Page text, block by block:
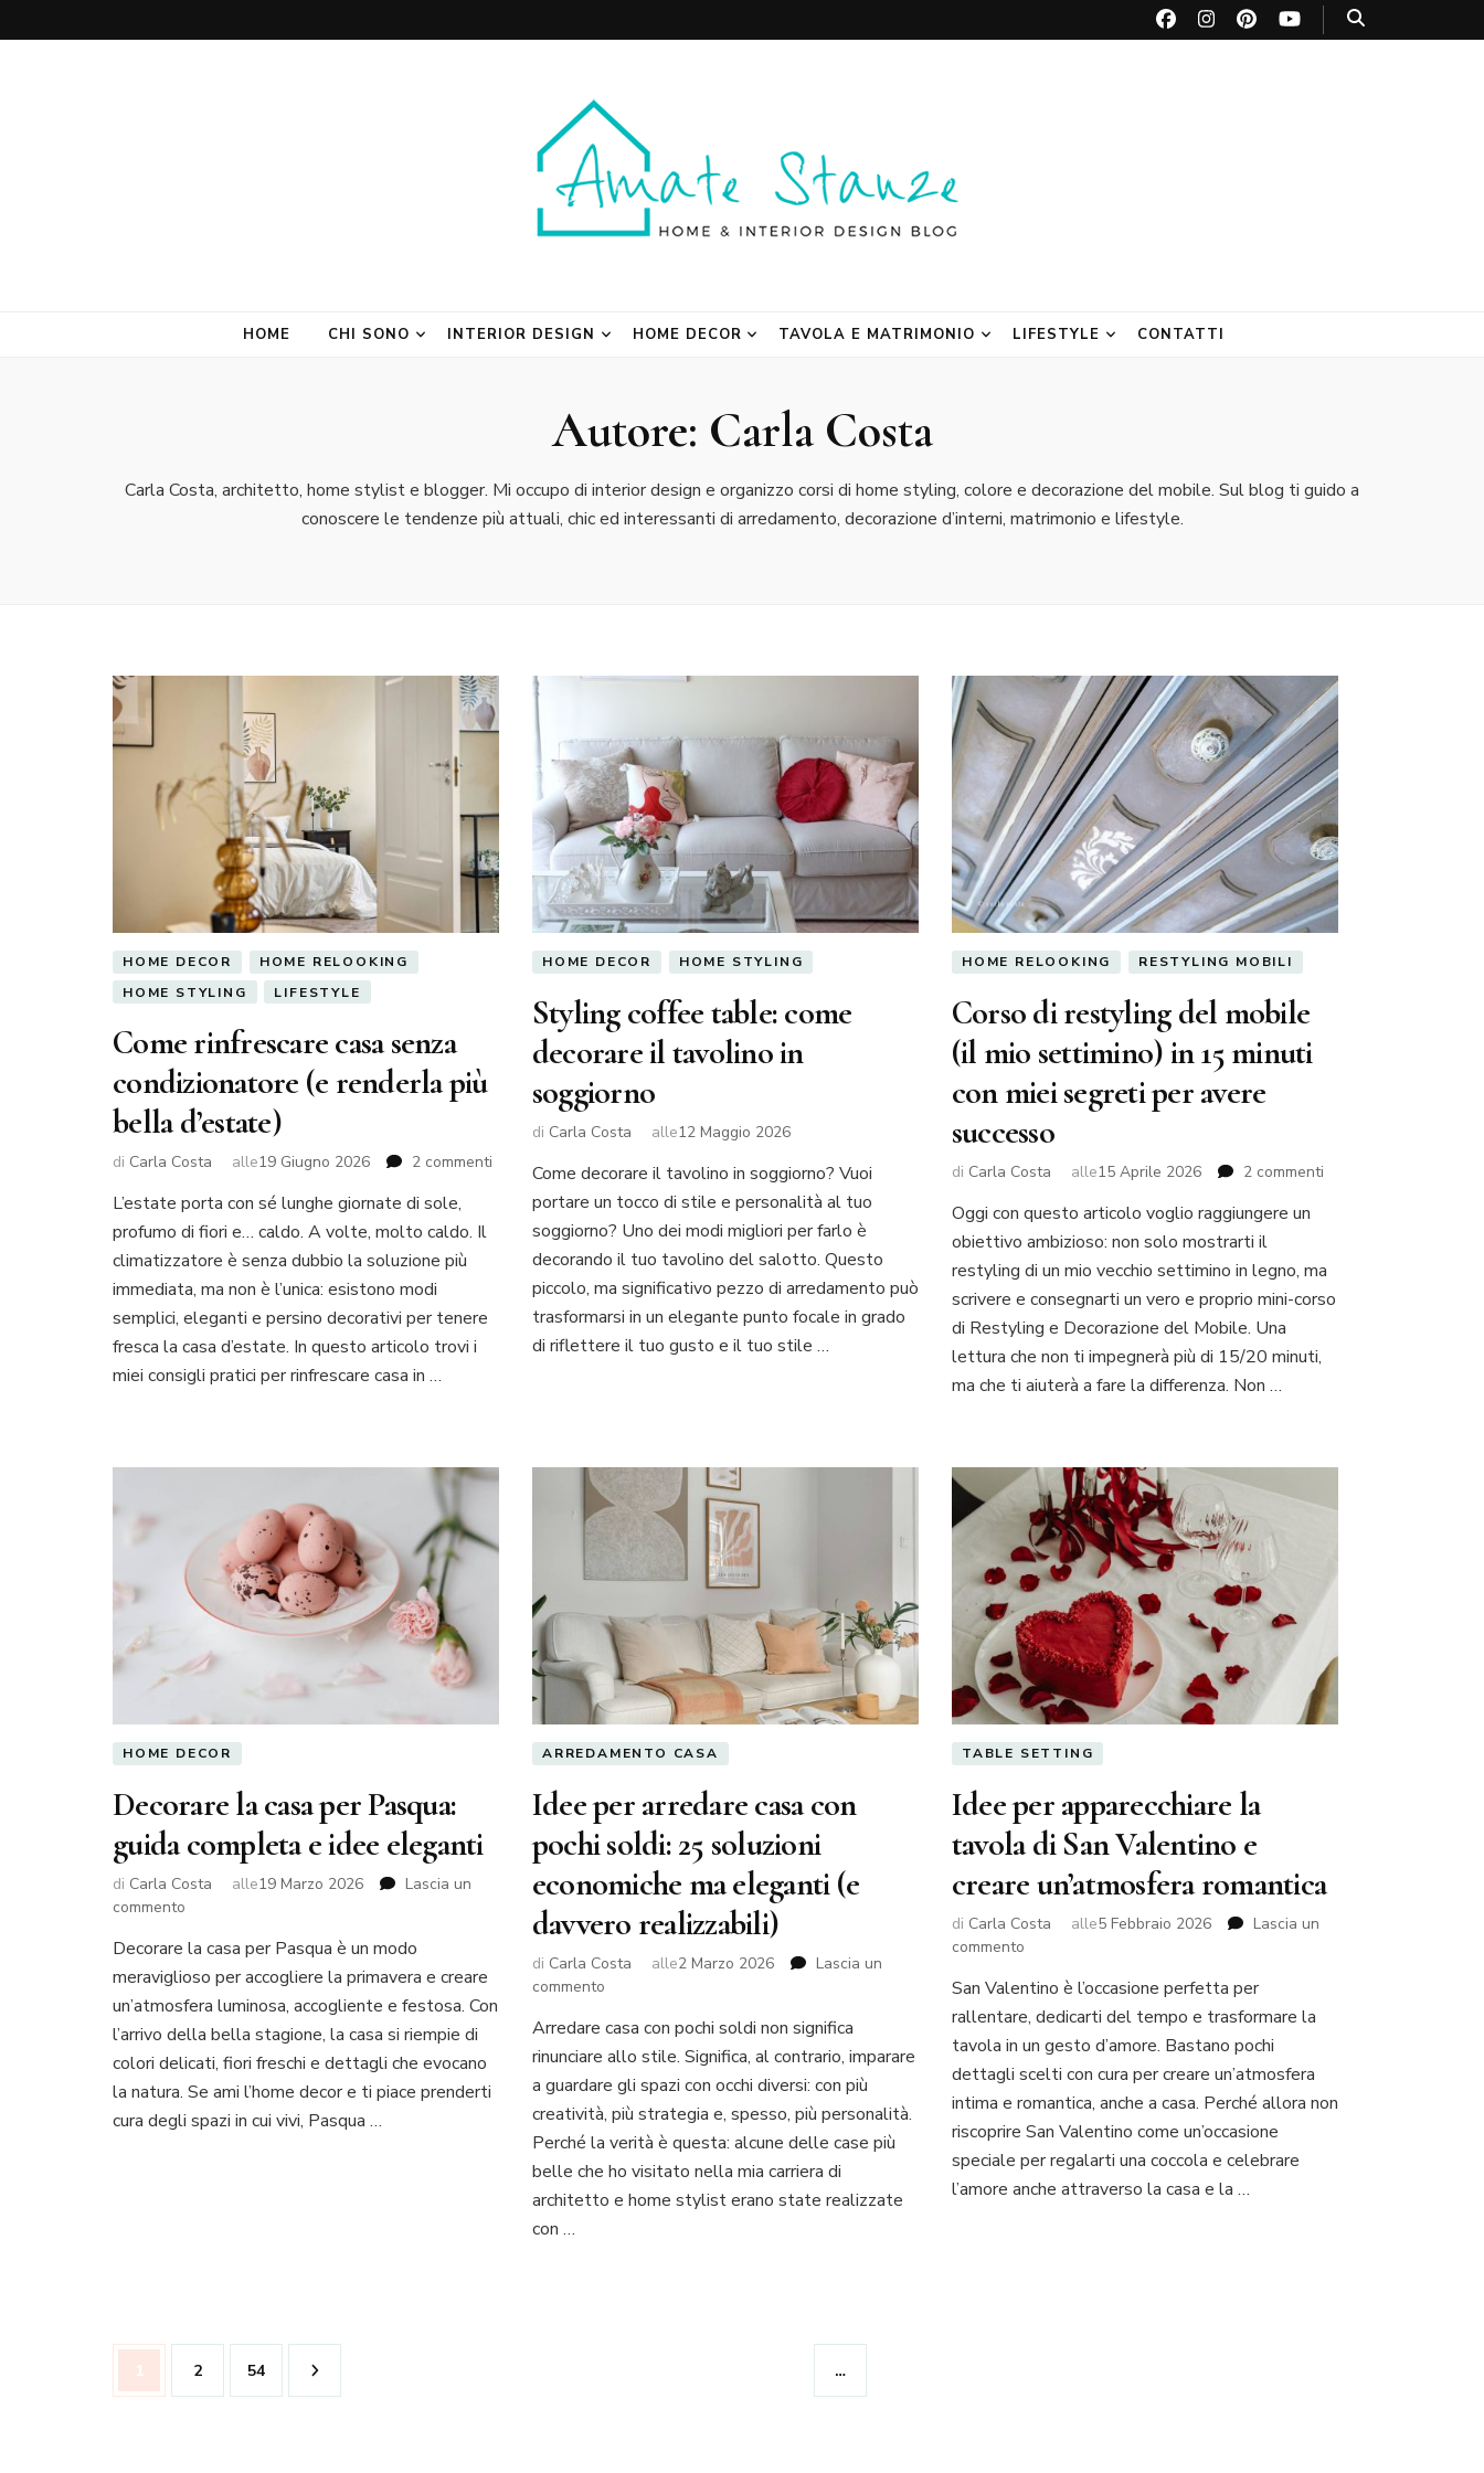
HOME CHI SONO INTERIOR DESIGN HOME DECOR TAVOLA E MATRIMONIO LIFESTYLE CONTATTI
Autore: Carla Costa
Carla Costa, architetto, home stylist e blogger. Mi occupo di interior design e organizzo corsi di home styling, colore e decorazione del mobile. Sul blog ti guido a
conoscere le tendenze più attuali, chic ed interessanti di arredamento, decorazione d’interni, matrimonio e lifestyle.
HOME DECOR
HOME RELOOKING
HOME STYLING
LIFESTYLE
Come rinfrescare casa senza
condizionatore (e renderla più
bella d’estate)
di Carla Costa alle19 Giugno 2026 2 commenti
rinfrescare
condizionatore
renderla
L’estate porta con sé lunghe giornate di sole,
profumo di fiori e… caldo. A volte, molto caldo. Il
climatizzatore è senza dubbio la soluzione più
immediata, ma non è l’unica: esistono modi
semplici, eleganti e persino decorativi per tenere
fresca la casa d’estate. In questo articolo trovi i
miei consigli pratici per rinfrescare casa in …
HOME DECOR HOME STYLING
Styling coffee table: come
decorare il tavolino in
soggiorno
di Carla Costa alle12 Maggio 2026
Come decorare il tavolino in soggiorno? Vuoi
portare un tocco di stile e personalità al tuo
soggiorno? Uno dei modi migliori per farlo è
decorando il tuo tavolino del salotto. Questo
piccolo, ma significativo pezzo di arredamento può
trasformarsi in un elegante punto focale in grado
di riflettere il tuo gusto e il tuo stile …
HOME RELOOKING RESTYLING MOBILI
Corso di restyling del mobile
(il mio settimino) in 15 minuti
con miei segreti per avere
successo
di Carla Costa alle15 Aprile 2026 2 commentisu
del
(il
miei
Oggi con questo articolo voglio raggiungere un
obiettivo ambizioso: non solo mostrarti il
restyling di un mio vecchio settimino in legno, ma
scrivere e consegnarti un vero e proprio mini-corso
di Restyling e Decorazione del Mobile. Una
lettura che non ti impegnerà più di 15/20 minuti,
ma che ti aiuterà a fare la differenza. Non …
HOME DECOR
Decorare la casa per Pasqua:
guida completa e idee eleganti
di Carla Costa alle19 Marzo 2026
Lascia un
commento
la
casa
per
guida
completa
e
idee
Decorare la casa per Pasqua è un modo
meraviglioso per accogliere la primavera e creare
un’atmosfera luminosa, accogliente e festosa. Con
l’arrivo della bella stagione, la casa si riempie di
colori delicati, fiori freschi e dettagli che evocano
la natura. Se ami l’home decor e ti piace prenderti
cura degli spazi in cui vivi, Pasqua …
ARREDAMENTO CASA
Idee per arredare casa con
pochi soldi: 25 soluzioni
economiche ma eleganti (e
davvero realizzabili)
di Carla Costa alle2 Marzo 2026
Lascia un
commentosu
per
arredare
casa
con
pochi
soldi:
25
soluzioni
Arredare casa con pochi soldi non significa
rinunciare allo stile. Significa, al contrario, imparare
a guardare gli spazi con occhi diversi: con più
creatività, più strategia e, spesso, più personalità.
Perché la verità è questa: alcune delle case più
belle che ho visitato nella mia carriera di
architetto e home stylist erano state realizzate
con …
TABLE SETTING
Idee per apparecchiare la
tavola di San Valentino e
creare un’atmosfera romantica
di Carla Costa alle5 Febbraio 2026
Lascia un
commentosu
per
apparecchiare
la
tavola
di
San
Valentino
e
creare
un’atmosfera
San Valentino è l’occasione perfetta per
rallentare, dedicarti del tempo e trasformare la
tavola in un gesto d’amore. Bastano pochi
dettagli scelti con cura per creare un’atmosfera
intima e romantica, anche a casa. Perché allora non
riscoprire San Valentino come un’occasione
speciale per regalarti una coccola e celebrare
l’amore anche attraverso la casa e la …
Paginazione
degli
Pagina
1 Pagina
2 …
Pagina
54